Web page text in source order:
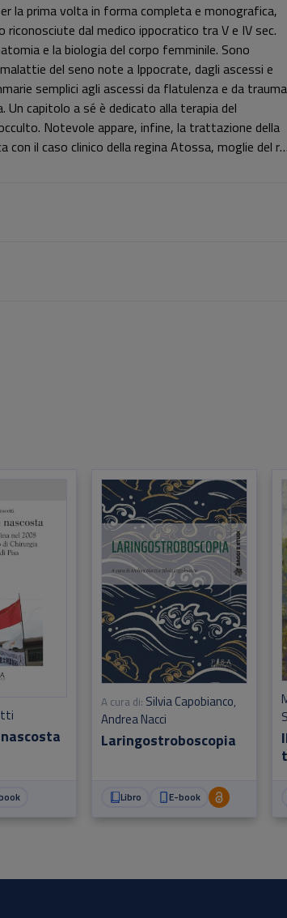
la prima volta in forma completa e monografica,
riconosciute dal medico ippocratico tra V e IV sec.
e la biologia del corpo femminile. Sono
del seno note a Ippocrate, dagli ascessi e
semplici agli ascessi da flatulenza e da
Un capitolo a sé è dedicato alla terapia del
Notevole appare, infine, la trattazione della
con il caso clinico della regina Atossa, moglie del re
Laringostroboscopia
A cura di: Silvia Capobianco,
Andrea Nacci
Libro E-book